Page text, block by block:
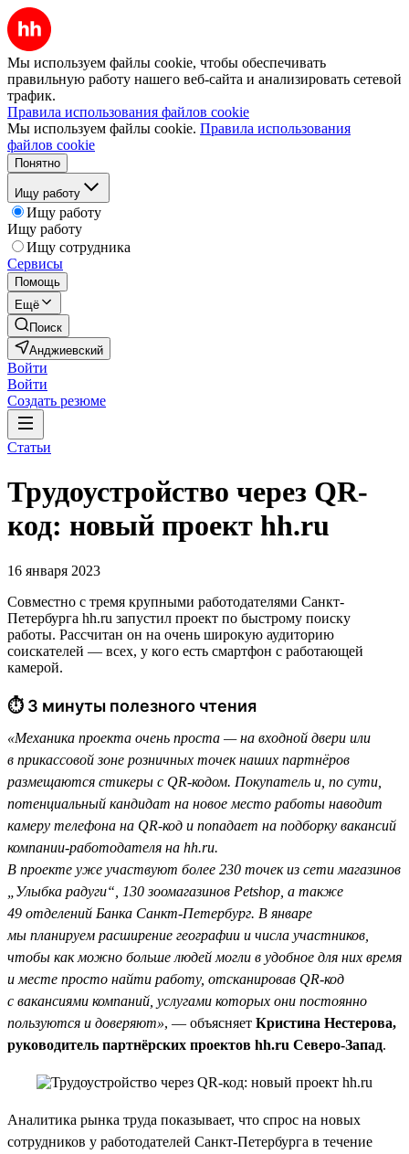
Мы используем файлы cookie, чтобы обеспечивать
правильную работу нашего веб-сайта и анализировать сетевой
трафик.
Правила использования файлов cookie
Мы используем файлы cookie. Правила использования
файлов cookie
Понятно
Ищу работу
Ищу работу
Ищу работу
Ищу сотрудника
Сервисы
Помощь
Ещё
Поиск
Анджиевский
Войти
Войти
Создать резюме
Статьи
Трудоустройство через QR-
код: новый проект hh.ru
16 января 2023
Совместно с тремя крупными работодателями Санкт-
Петербурга hh.ru запустил проект по быстрому поиску
работы. Рассчитан он на очень широкую аудиторию
соискателей — всех, у кого есть смартфон с работающей
камерой.
⏱ 3 минуты полезного чтения
«Механика проекта очень проста — на входной двери или
в прикассовой зоне розничных точек наших партнёров
размещаются стикеры с QR-кодом. Покупатель и, по сути,
потенциальный кандидат на новое место работы наводит
камеру телефона на QR-код и попадает на подборку вакансий
компании-работодателя на hh.ru.
В проекте уже участвуют более 230 точек из сети магазинов
„Улыбка радуги“, 130 зоомагазинов Petshop, а также
49 отделений Банка Санкт-Петербург. В январе
мы планируем расширение географии и числа участников,
чтобы как можно больше людей могли в удобное для них время
и месте просто найти работу, отсканировав QR-код
с вакансиями компаний, услугами которых они постоянно
пользуются и доверяют», — объясняет Кристина Нестерова,
руководитель партнёрских проектов hh.ru Северо-Запад.
Аналитика рынка труда показывает, что спрос на новых
сотрудников у работодателей Санкт-Петербурга в течение